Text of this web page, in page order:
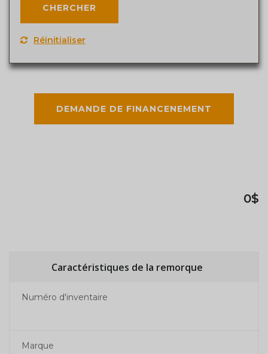
Réinitialiser
DEMANDE DE FINANCENEMENT
0$
Caractéristiques de la remorque
Numéro d'inventaire
Marque